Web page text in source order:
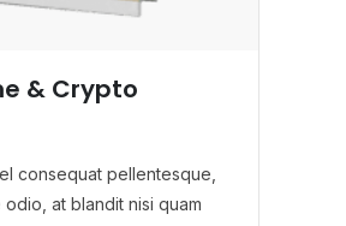
& Crypto
consequat pellentesque,
at blandit nisi quam